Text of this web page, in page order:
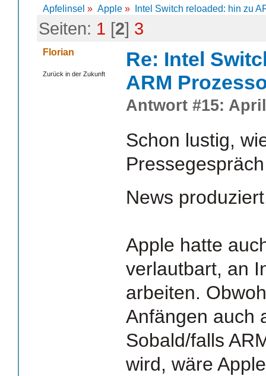
Apfelinsel » Apple » Intel Switch reloaded: hin zu
Seiten: 1 [2] 3
Florian
Zurück in der Zukunft
Re: Intel
ARM
Antwort #15:
Schon lustig,
News
Apple hatte
verlautbart, an
arbeiten.
Anfängen auch
Sobald/falls
wird, wäre